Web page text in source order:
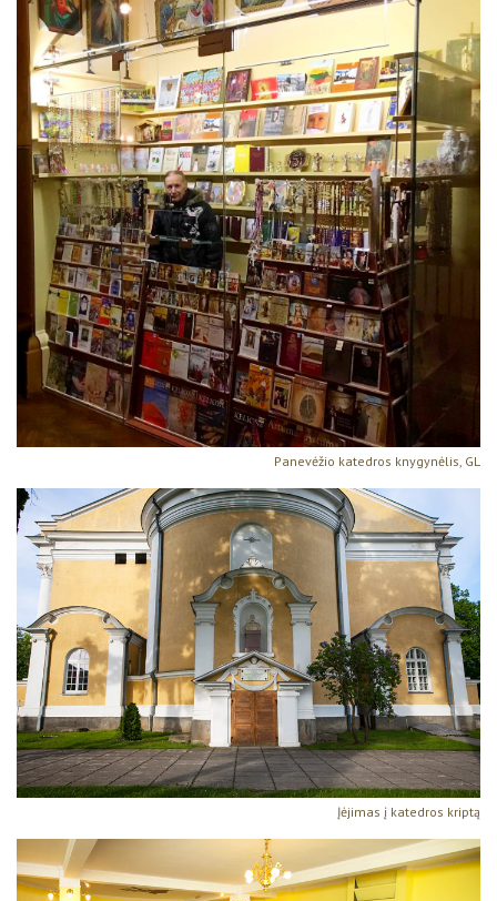
Panevėžio katedros knygynėlis, GL
Įėjimas į katedros kriptą